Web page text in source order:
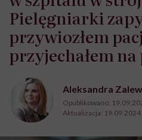
Pielęgniarki
przywiozłem
przyjechałem na
Aleksandra
Opublikowano:
Aktualizacja: 19.09.2024